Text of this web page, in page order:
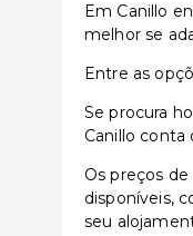
Em Canillo
melhor se
Entre as
Se procura
Canillo conta
Os preços
disponíveis,
seu